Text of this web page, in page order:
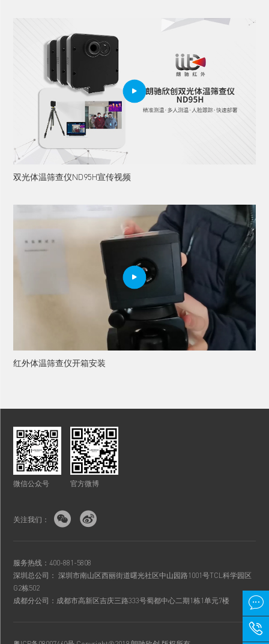

双光体温筛查仪ND95H宣传视频

红外体温筛查仪开箱安装
微信公众号 官方微博
关注我们：  
服务热线：400-881-5808
深圳总公司： 深圳市南山区西丽街道曙光社区中山园路1001号TCL科学园区
G2栋502
成都分公司：成都市高新区吉庆三路333号蜀都中心二期1栋1单元7楼

